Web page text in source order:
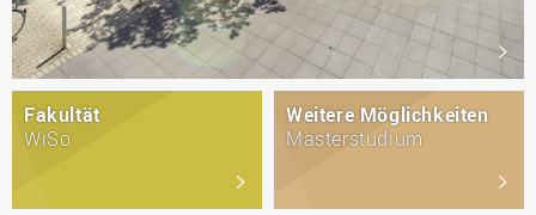
Fakultät
WiSo
Weitere Möglichkeiten
Masterstudium